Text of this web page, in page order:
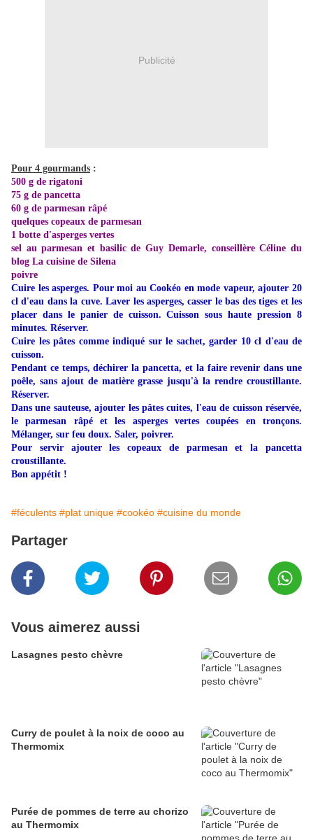
Publicité
Pour 4 gourmands :
500 g de rigatoni
75 g de pancetta
60 g de parmesan râpé
quelques copeaux de parmesan
1 botte d'asperges vertes
sel au parmesan et basilic de Guy Demarle, conseillère Céline du
blog La cuisine de Silena
poivre
Cuire les asperges. Pour moi au Cookéo en mode vapeur, ajouter 20
cl d'eau dans la cuve. Laver les asperges, casser le bas des tiges et les
placer dans le panier de cuisson. Cuisson sous haute pression 8
minutes. Réserver.
Cuire les pâtes comme indiqué sur le sachet, garder 10 cl d'eau de
cuisson.
Pendant ce temps, déchirer la pancetta, et la faire revenir dans une
poêle, sans ajout de matière grasse jusqu'à la rendre croustillante.
Réserver.
Dans une sauteuse, ajouter les pâtes cuites, l'eau de cuisson réservée,
le parmesan râpé et les asperges vertes coupées en tronçons.
Mélanger, sur feu doux. Saler, poivrer.
Pour servir ajouter les copeaux de parmesan et la pancetta
croustillante.
Bon appétit !
#féculents #plat unique #cookéo #cuisine du monde
Partager
Vous aimerez aussi
Lasagnes pesto chèvre
Curry de poulet à la noix de coco au
Thermomix
Purée de pommes de terre au chorizo
au Thermomix